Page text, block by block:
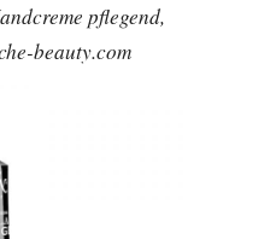
pflegend,
beauty.com